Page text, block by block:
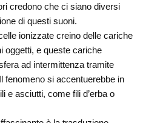
credono che ci siano diversi
di questi suoni.
ionizzate creino delle cariche
oggetti, e queste cariche
ad intermittenza tramite
fenomeno si accentuerebbe in
e asciutti, come fili d’erba o